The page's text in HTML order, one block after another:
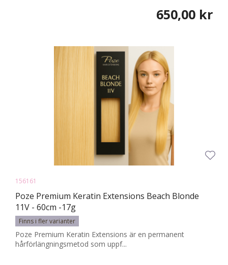
650,00 kr
156161
Poze Premium Keratin Extensions Beach Blonde
11V - 60cm -17g
Finns i fler varianter
Poze Premium Keratin Extensions är en permanent
hårförlängningsmetod som uppf...